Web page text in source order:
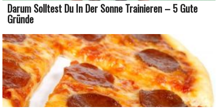
Darum Solltest Du In Der Sonne Trainieren – 5 Gute
Gründe